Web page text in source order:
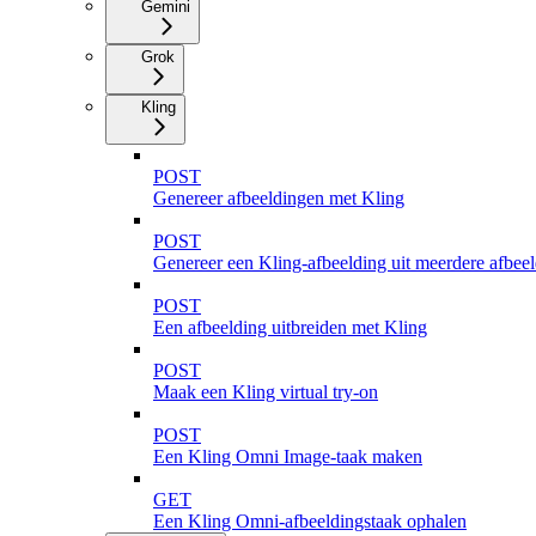
Gemini
Grok
Kling
POST
Genereer afbeeldingen met Kling
POST
Genereer een Kling-afbeelding uit meerdere
POST
Een afbeelding uitbreiden met Kling
POST
Maak een Kling virtual try-on
POST
Een Kling Omni Image-taak maken
GET
Een Kling Omni-afbeeldingstaak ophalen